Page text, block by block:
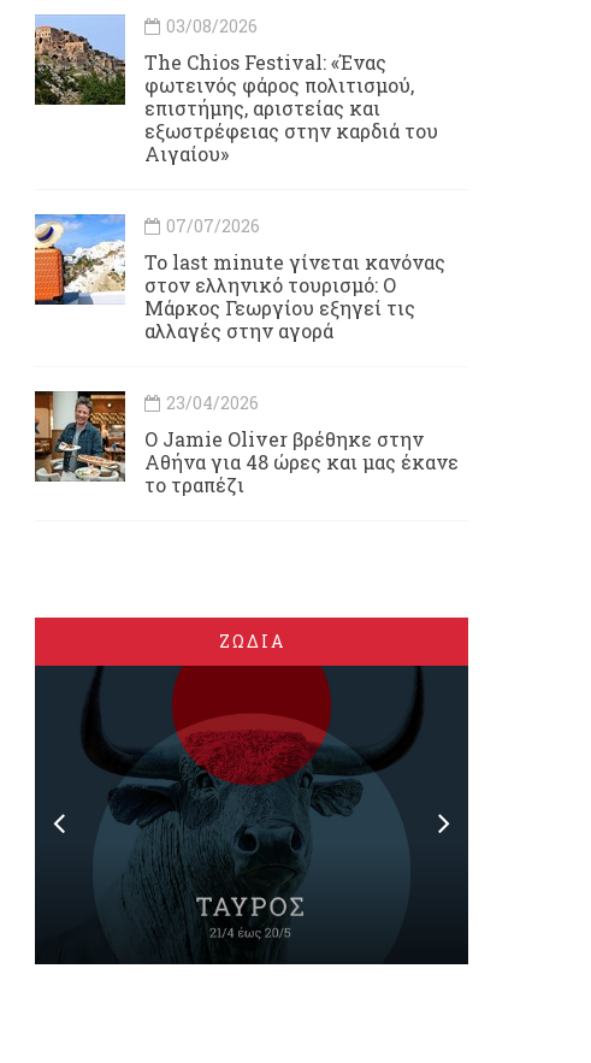
03/08/2026
Τhe Chios Festival: «Ένας
φωτεινός φάρος πολιτισμού,
επιστήμης, αριστείας και
εξωστρέφειας στην καρδιά του
Αιγαίου»
07/07/2026
Το last minute γίνεται κανόνας
στον ελληνικό τουρισμό: Ο
Μάρκος Γεωργίου εξηγεί τις
αλλαγές στην αγορά
23/04/2026
Ο Jamie Oliver βρέθηκε στην
Αθήνα για 48 ώρες και μας έκανε
το τραπέζι
ΖΩΔΙΑ